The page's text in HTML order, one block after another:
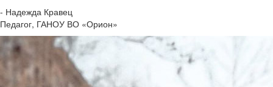
- Надежда Кравец
Педагог, ГАНОУ ВО «Орион»